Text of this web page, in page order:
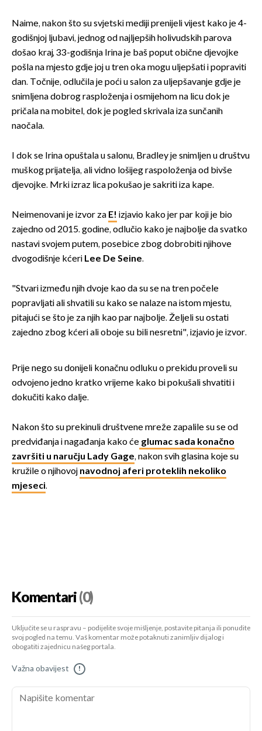
Naime, nakon što su svjetski mediji prenijeli vijest kako je 4-
godišnjoj ljubavi, jednog od najljepših holivudskih parova
došao kraj, 33-godišnja Irina je baš poput obične djevojke
pošla na mjesto gdje joj u tren oka mogu uljepšati i popraviti
dan. Točnije, odlučila je poći u salon za uljepšavanje gdje je
snimljena dobrog rasploženja i osmijehom na licu dok je
pričala na mobitel, dok je pogled skrivala iza sunčanih
naočala.
I dok se Irina opuštala u salonu, Bradley je snimljen u društvu
muškog prijatelja, ali vidno lošijeg raspoloženja od bivše
djevojke. Mrki izraz lica pokušao je sakriti iza kape.
Neimenovani je izvor za E! izjavio kako jer par koji je bio
zajedno od 2015. godine, odlučio kako je najbolje da svatko
nastavi svojem putem, posebice zbog dobrobiti njihove
dvogodišnje kćeri Lee De Seine.
"Stvari između njih dvoje kao da su se na tren počele
popravljati ali shvatili su kako se nalaze na istom mjestu,
pitajući se što je za njih kao par najbolje. Željeli su ostati
zajedno zbog kćeri ali oboje su bili nesretni", izjavio je izvor.
Prije nego su donijeli konačnu odluku o prekidu proveli su
odvojeno jedno kratko vrijeme kako bi pokušali shvatiti i
dokučiti kako dalje.
Nakon što su prekinuli društvene mreže zapalile su se od
predviđanja i nagađanja kako će glumac sada konačno
završiti u naručju Lady Gage, nakon svih glasina koje su
kružile o njihovoj navodnoj aferi proteklih nekoliko
mjeseci.
Komentari(0)
Uključite se u raspravu – podijelite svoje mišljenje, postavite pitanja ili ponudite
svoj pogled na temu. Vaš komentar može potaknuti zanimljiv dijalog i
obogatiti zajednicu našeg portala.
Važna obavijest !